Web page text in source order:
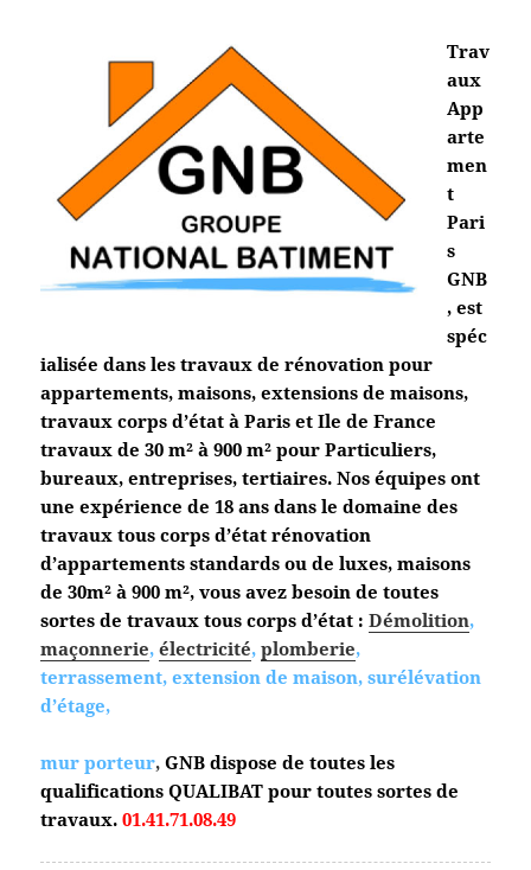
Trav
aux
App
arte
men
t
Pari
s
GNB
, est
spéc
ialisée dans les travaux de rénovation pour
appartements, maisons, extensions de maisons,
travaux corps d’état à Paris et Ile de France
travaux de 30 m² à 900 m² pour Particuliers,
bureaux, entreprises, tertiaires. Nos équipes ont
une expérience de 18 ans dans le domaine des
travaux tous corps d’état rénovation
d’appartements standards ou de luxes, maisons
de 30m² à 900 m², vous avez besoin de toutes
sortes de travaux tous corps d’état : Démolition,
maçonnerie,électricité,plomberie,
terrassement, extension de maison, surélévation
d’étage,
mur porteur,GNB dispose de toutes les
qualifications QUALIBAT pour toutes sortes de
travaux.01.41.71.08.49